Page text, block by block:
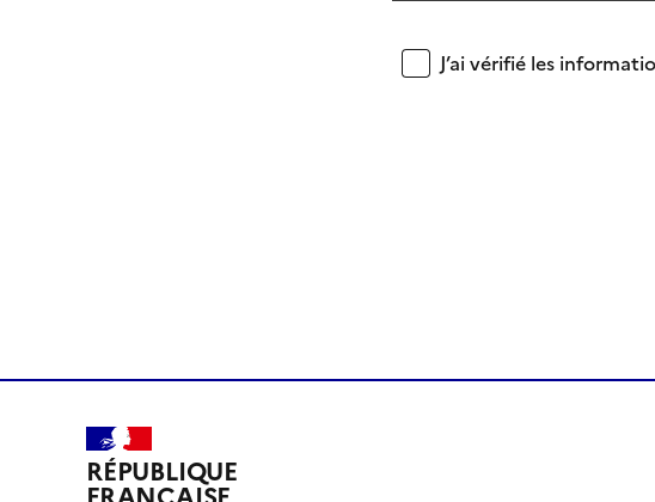
J’ai vérifié les
RÉPUBLIQUE